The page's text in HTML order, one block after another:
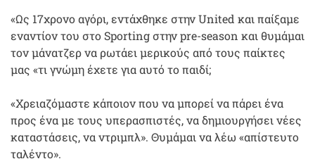
«Ως 17χρονο αγόρι, εντάχθηκε στην United και παίξαμε
εναντίον του στο Sporting στην pre-season και θυμάμαι
τον μάνατζερ να ρωτάει μερικούς από τους παίκτες
μας «τι γνώμη έχετε για αυτό το παιδί;
«Χρειαζόμαστε κάποιον που να μπορεί να πάρει ένα
προς ένα με τους υπερασπιστές, να δημιουργήσει νέες
καταστάσεις, να ντριμπλ». Θυμάμαι να λέω «απίστευτο
ταλέντο».